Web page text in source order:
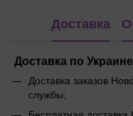
Доставка
Доставка по
Доставка заказов
службы;